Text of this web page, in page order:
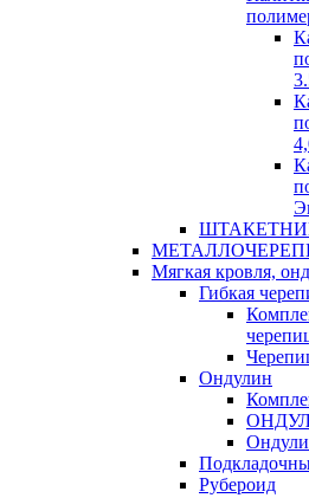
Мягкая кровля,
Гибкая
Ондулин
Рубероид